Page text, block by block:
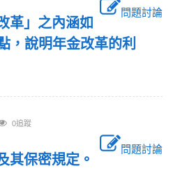
問題討論
革」之內涵如
，說明年金改革的利
0追蹤
問題討論
其保密規定。